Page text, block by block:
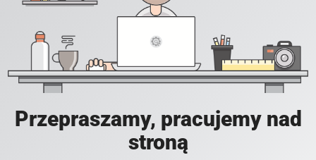
Przepraszamy, pracujemy nad
stroną